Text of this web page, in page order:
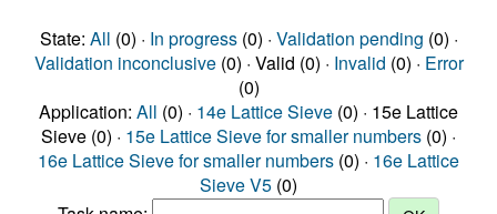
State: All (0) · In progress(0) · Validation pending (0) ·
Validation inconclusive(0) · Valid (0) · Invalid (0) · Error
(0)
Application: All (0) · 14e Lattice Sieve (0) · 15e Lattice
Sieve (0) · 15e Lattice Sieve for smaller numbers (0) ·
16e Lattice Sieve for smaller numbers (0) · 16e Lattice
Sieve V5 (0)